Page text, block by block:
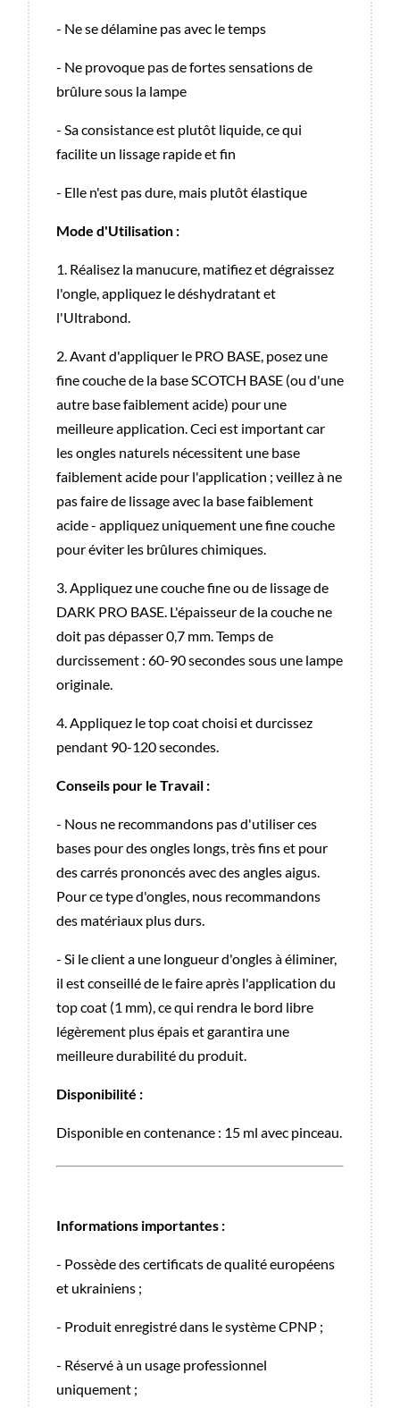
- Ne se délamine pas avec le temps
- Ne provoque pas de fortes sensations de
brûlure sous la lampe
- Sa consistance est plutôt liquide, ce qui
facilite un lissage rapide et fin
- Elle n'est pas dure, mais plutôt élastique
Mode d'Utilisation :
1. Réalisez la manucure, matifiez et dégraissez
l'ongle, appliquez le déshydratant et
l'Ultrabond.
2. Avant d'appliquer le PRO BASE, posez une
fine couche de la base SCOTCH BASE (ou d'une
autre base faiblement acide) pour une
meilleure application. Ceci est important car
les ongles naturels nécessitent une base
faiblement acide pour l'application ; veillez à ne
pas faire de lissage avec la base faiblement
acide - appliquez uniquement une fine couche
pour éviter les brûlures chimiques.
3. Appliquez une couche fine ou de lissage de
DARK PRO BASE. L'épaisseur de la couche ne
doit pas dépasser 0,7 mm. Temps de
durcissement : 60-90 secondes sous une lampe
originale.
4. Appliquez le top coat choisi et durcissez
pendant 90-120 secondes.
Conseils pour le Travail :
- Nous ne recommandons pas d'utiliser ces
bases pour des ongles longs, très fins et pour
des carrés prononcés avec des angles aigus.
Pour ce type d'ongles, nous recommandons
des matériaux plus durs.
- Si le client a une longueur d'ongles à éliminer,
il est conseillé de le faire après l'application du
top coat (1 mm), ce qui rendra le bord libre
légèrement plus épais et garantira une
meilleure durabilité du produit.
Disponibilité :
Disponible en contenance : 15 ml avec pinceau.
Informations importantes :
- Possède des certificats de qualité européens
et ukrainiens ;
- Produit enregistré dans le système CPNP ;
- Réservé à un usage professionnel
uniquement ;